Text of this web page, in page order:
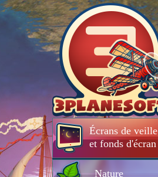
Écrans de veille
et fonds d'écran
Nature